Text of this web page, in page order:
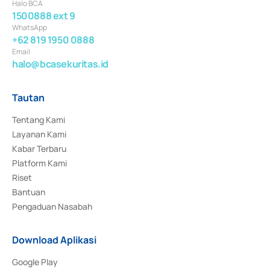
Halo BCA
1500888 ext 9
WhatsApp
+62 819 1950 0888
Email
halo@bcasekuritas.id
Tautan
Tentang Kami
Layanan Kami
Kabar Terbaru
Platform Kami
Riset
Bantuan
Pengaduan Nasabah
Download Aplikasi
Google Play